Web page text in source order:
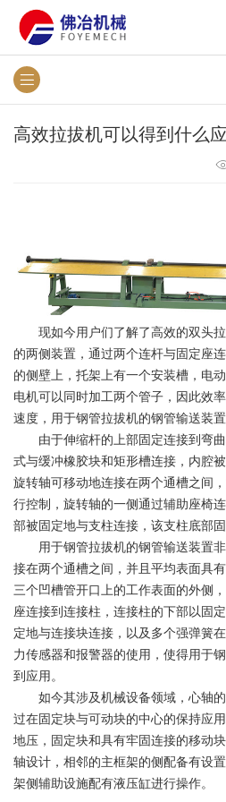
高效拉拔机可以得到什么
现如今用户们了解了高效的双头拉
的两侧装置，通过两个连杆与固定座
的侧壁上，托架上有一个安装槽，电
电机可以同时加工两个管子，因此效
速度，用于钢管拉拔机的钢管输送装置
由于伸缩杆的上部固定连接到弯曲
式与缓冲橡胶块和矩形槽连接，内腔
旋转轴可移动地连接在两个通槽之间
行控制，旋转轴的一侧通过辅助座椅
部被固定地与支柱连接，该支柱底部
用于钢管拉拔机的钢管输送装置非
接在两个通槽之间，并且平均表面具
三个凹槽管开口上的工作表面的外侧
座连接到连接柱，连接柱的下部以固
定地与连接块连接，以及多个强弹簧
力传感器和报警器的使用，使得用于
到应用。
如今其涉及机械设备领域，心轴的
过在固定块与可动块的中心的保持应
地压，固定块和具有牢固连接的移动
轴设计，相邻的主框架的侧配备有设
架侧辅助设施配有液压缸进行操作。